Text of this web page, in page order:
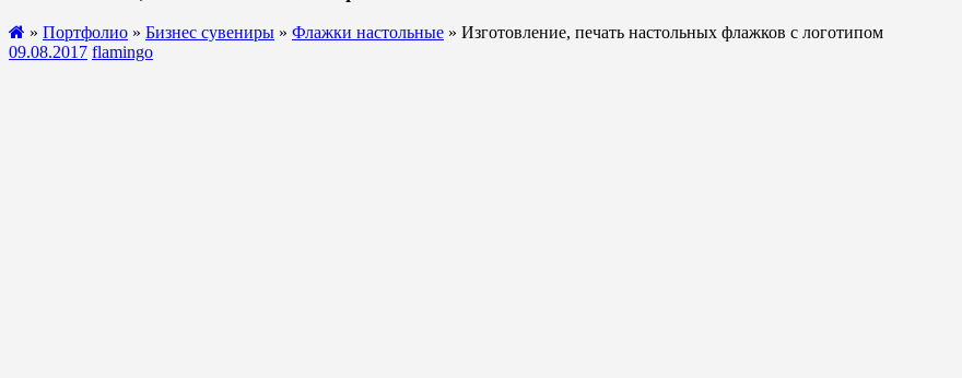
» Портфолио » Бизнес сувениры » Флажки настольные » Изготовление, печать настольных флажков с логотипом
09.08.2017 flamingo